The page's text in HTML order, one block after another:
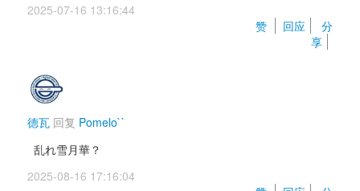
2025-07-16 13:16:44
赞
回应
分
享
德瓦 回复 Pomelo``
乱れ雪月華？
2025-08-16 17:16:04